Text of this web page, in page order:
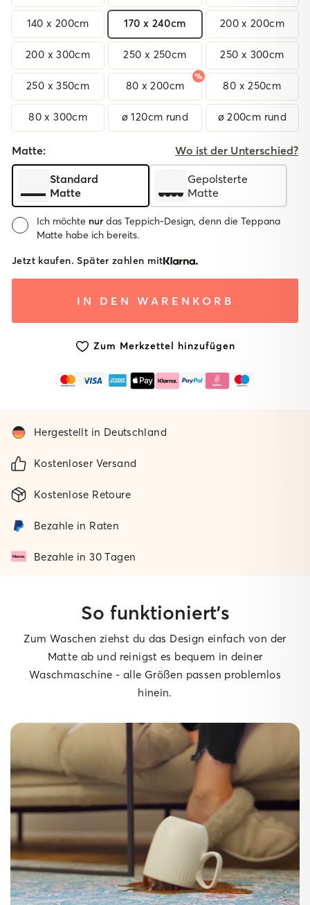
140 x 200cm 170 x 240cm 200 x 200cm
200 x 300cm 250 x 250cm 250 x 300cm
250 x 350cm 80 x 200cm 80 x 250cm
80 x 300cm ø 120cm rund ø 200cm rund
Matte: Wo ist der Unterschied?
Standard
Matte
Gepolsterte
Matte
Ich möchte nur das Teppich-Design, denn die Teppana
Matte habe ich bereits.
Matte:
Matte
gepolsterter Matte
Jetzt kaufen. Später zahlen mit
IN DEN WARENKORB
Zum Merkzettel hinzufügen
Hergestellt in Deutschland
Kostenloser Versand
Kostenlose Retoure
Bezahle in Raten
Bezahle in 30 Tagen
So funktioniert’s
Zum Waschen ziehst du das Design einfach von der
Matte ab und reinigst es bequem in deiner
Waschmaschine - alle Größen passen problemlos
hinein.